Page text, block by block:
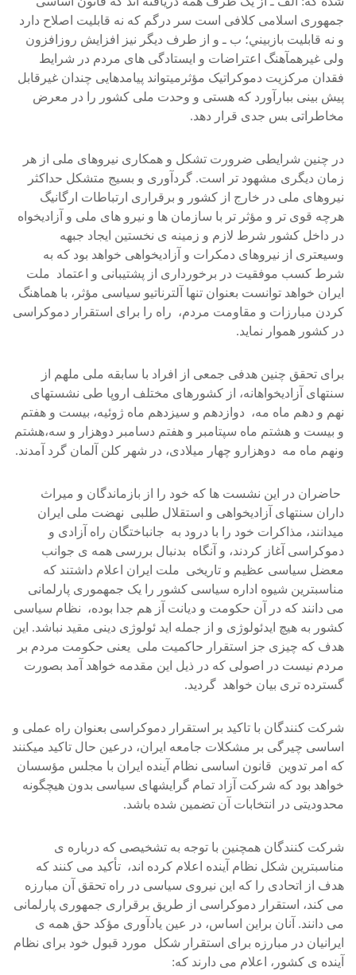
جمهوری اسلامی کلافی است سر درگم که نه قابليت اصلاح دارد
و نه قابليت بازبيني؛ ب ـ و از طرف ديگر نيز افزايش روزافزون
ولی غيرهمآهنگ اعتراضات و ايستادگی های مردم در شرايط
فقدان مرکزيت دموکراتيک مؤثرميتواند پيامدهايی چندان غيرقابل
پيش بينی ببارآورد که هستی و وحدت ملی کشور را در معرض
مخاطراتی بس جدی قرار دهد.
در چنين شرايطی ضرورت تشکل و همکاری نيروهای ملی از هر
زمان ديگری مشهود تر است. گردآوری و بسيج متشکل حداکثر
نيروهای ملی در خارج از کشور و برقراری ارتباطات ارگانيگ
هرچه قوی تر و مؤثر تر با سازمان ها و نيرو های ملی و آزاديخواه
در داخل کشور شرط لازم و زمينه ی نخستين ايجاد جبهه
وسيعتری از نيروهای دمکرات و آزاديخواهی خواهد بود که به
شرط کسب موفقيت در برخورداری از پشتيبانی و اعتماد ملت
ايران خواهد توانست بعنوان تنها آلترناتيو سياسی مؤثر، با هماهنگ
کردن مبارزات و مقاومت مردم، راه را برای استقرار دموکراسی
در کشور هموار نمايد.
برای تحقق چنين هدفی جمعی از افراد با سابقه ملی ملهم از
سنتهای آزاديخواهانه، از کشورهای مختلف اروپا طی نشستهای
نهم و دهم ماه مه، دوازدهم و سيزدهم ماه ژوئيه، بيست و هفتم
و بيست و هشتم ماه سپتامبر و هفتم دسامبر دوهزار و سه،هشتم
ونهم ماه مه دوهزارو چهار ميلادی، در شهر کلن آلمان گرد آمدند.
حاضران در اين نشست ها که خود را از بازماندگان و ميراث
داران سنتهای آزاديخواهی و استقلال طلبی نهضت ملی ايران
ميدانند، مذاکرات خود را با درود به جانباختگان راه آزادی و
دموکراسی آغاز کردند، و آنگاه بدنبال بررسی همه ی جوانب
معضل سياسی عظيم و تاريخی ملت ايران اعلام داشتند که
مناسبترين شيوه اداره سياسی کشور را يک جمهموری پارلمانی
می دانند که در آن حکومت و ديانت آز هم جدا بوده، نظام سياسی
کشور به هيچ ايدئولوژی و از جمله ايد ئولوژی دينی مقيد نباشد. اين
هدف که چيزی جز استقرار حاکميت ملی يعنی حکومت مردم بر
مردم نيست در اصولی که در ذيل اين مقدمه خواهد آمد بصورت
گسترده تری بيان خواهد گرديد.
شرکت کنندگان با تاکيد بر استقرار دموکراسی بعنوان راه عملی و
اساسی چيرگی بر مشکلات جامعه ايران، درعين حال تاکيد ميکنند
که امر تدوين قانون اساسی نظام آينده ايران با مجلس مؤسسان
خواهد بود که شرکت آزاد تمام گرايشهای سياسی بدون هيچگونه
محدوديتی در انتخابات آن تضمين شده باشد.
شرکت کنندگان همچنين با توجه به تشخيصی که درباره ی
مناسبترين شکل نظام آينده اعلام کرده اند، تأکيد می کنند که
هدف از اتحادی را که اين نيروی سياسی در راه تحقق آن مبارزه
می کند، استقرار دموکراسی از طريق برقراری جمهوری پارلمانی
می دانند. آنان براين اساس، در عين يادآوری مؤکد حق همه ی
ايرانيان در مبارزه برای استقرار شکل مورد قبول خود برای نظام
آينده ی کشور، اعلام می دارند که: